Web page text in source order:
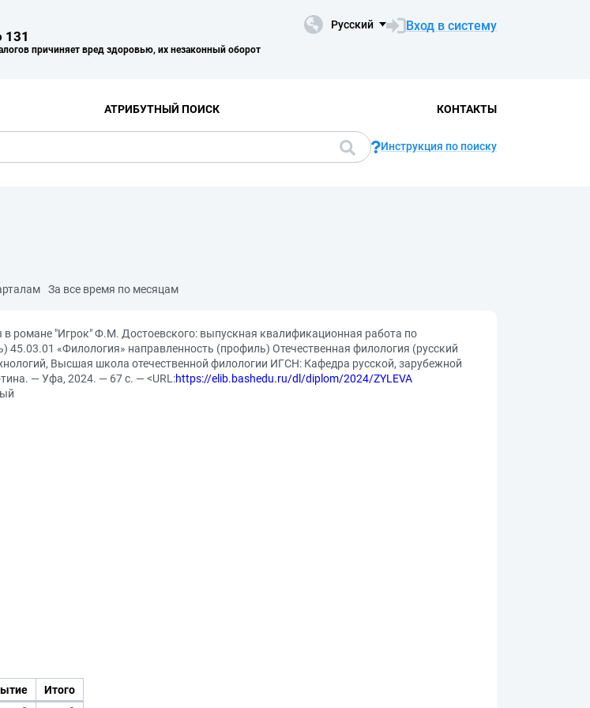
131
причиняет вред здоровью, их незаконный оборот
Русский Вход в систему
АТРИБУТНЫЙ ПОИСК КОНТАКТЫ
Инструкция по поиску
За все время по месяцам
в романе "Игрок" Ф.М. Достоевского: выпускная квалификационная работа по
«Филология» направленность (профиль) Отечественная филология (русский
Высшая школа отечественной филологии ИГСН: Кафедра русской, зарубежной
— Уфа, 2024. — 67 с. — <URL:https://elib.bashedu.ru/dl/diplom/2024/ZYLEVA
Итого